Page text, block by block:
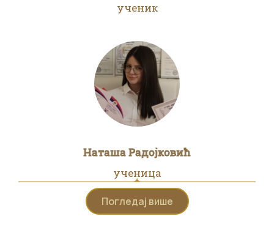
ученик
Наташа Радојковић
ученица
Погледај више